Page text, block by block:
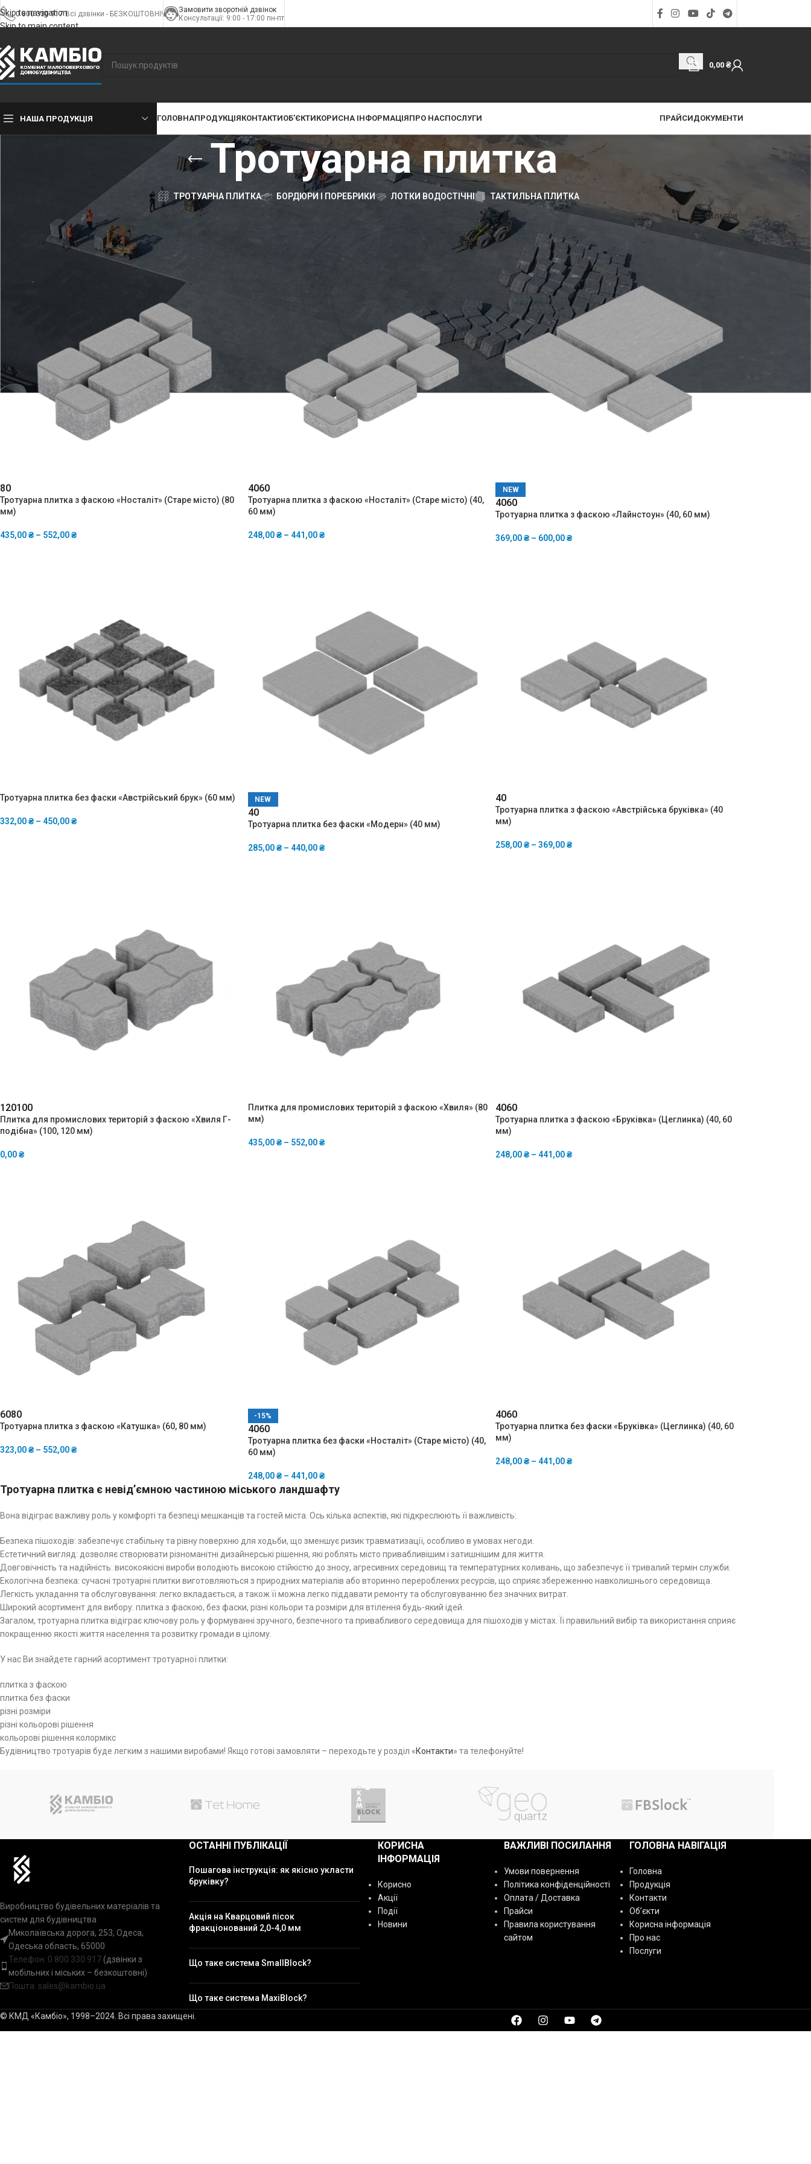
Skip to navigation
Skip to main content
0 800 330 917Всі дзвінки - БЕЗКОШТОВНІ!
Замовити зворотній дзвінок
Консультації: 9:00 - 17:00 пн-пт
0,00 ₴
НАША ПРОДУКЦІЯ ГОЛОВНАПРОДУКЦІЯКОНТАКТИОБ’ЄКТИКОРИСНА ІНФОРМАЦІЯПРО НАСПОСЛУГИ ПРАЙСИДОКУМЕНТИ
Тротуарна плитка
ТРОТУАРНА ПЛИТКА БОРДЮРИ І ПОРЕБРИКИ ЛОТКИ ВОДОСТІЧНІ ТАКТИЛЬНА ПЛИТКА
Каталог продукції » Будівництво доріг та тротуарів Фільтри
80
Тротуарна плитка з фаскою «Носталіт» (Старе місто) (80
мм)
435,00₴ – 552,00₴
4060
Тротуарна плитка з фаскою «Носталіт» (Старе місто) (40,
60 мм)
248,00₴ – 441,00₴
NEW
4060
Тротуарна плитка з фаскою «Лайнстоун» (40, 60 мм)
369,00₴ – 600,00₴
Тротуарна плитка без фаски «Австрійський брук» (60 мм)
332,00₴ – 450,00₴
NEW
40
Тротуарна плитка без фаски «Модерн» (40 мм)
285,00₴ – 440,00₴
40
Тротуарна плитка з фаскою «Австрійська бруківка» (40
мм)
258,00₴ – 369,00₴
120100
Плитка для промислових територій з фаскою «Хвиля Г-
подібна» (100, 120 мм)
0,00₴
Плитка для промислових територій з фаскою «Хвиля» (80
мм)
435,00₴ – 552,00₴
4060
Тротуарна плитка з фаскою «Бруківка» (Цеглинка) (40, 60
мм)
248,00₴ – 441,00₴
6080
Тротуарна плитка з фаскою «Катушка» (60, 80 мм)
323,00₴ – 552,00₴
-15%
4060
Тротуарна плитка без фаски «Носталіт» (Старе місто) (40,
60 мм)
248,00₴ – 441,00₴
4060
Тротуарна плитка без фаски «Бруківка» (Цеглинка) (40, 60
мм)
248,00₴ – 441,00₴
Тротуарна плитка є невід’ємною частиною міського ландшафту
Вона відіграє важливу роль у комфорті та безпеці мешканців та гостей міста. Ось кілька аспектів, які підкреслюють її важливість:
Безпека пішоходів: забезпечує стабільну та рівну поверхню для ходьби, що зменшує ризик травматизації, особливо в умовах негоди.
Естетичний вигляд: дозволяє створювати різноманітні дизайнерські рішення, які роблять місто привабливішим і затишнішим для життя.
Довговічність та надійність: високоякісні вироби володіють високою стійкістю до зносу, агресивних середовищ та температурних коливань, що забезпечує її тривалий термін служби.
Екологічна безпека: сучасні тротуарні плитки виготовляються з природних матеріалів або вторинно перероблених ресурсів, що сприяє збереженню навколишнього середовища.
Легкість укладання та обслуговування: легко вкладається, а також її можна легко піддавати ремонту та обслуговуванню без значних витрат.
Широкий асортимент для вибору: плитка з фаскою, без фаски, різні кольори та розміри для втілення будь-який ідей.
Загалом, тротуарна плитка відіграє ключову роль у формуванні зручного, безпечного та привабливого середовища для пішоходів у містах. Її правильний вибір та використання сприяє
покращенню якості життя населення та розвитку громади в цілому.
У нас Ви знайдете гарний асортимент тротуарної плитки:
плитка з фаскою
плитка без фаски
різні розміри
різні кольорові рішення
кольорові рішення колормікс
Будівництво тротуарів буде легким з нашими виробами! Якщо готові замовляти – переходьте у розділ «Контакти» та телефонуйте!
Виробництво будівельних матеріалів та
систем для будівництва
Миколаївська дорога, 253, Одеса,
Одеська область, 65000
Телефон: 0 800 330 917(дзвінки з
мобільних і міських – безкоштовні)
Пошта: sales@kambio.ua
ОСТАННІ ПУБЛІКАЦІЇ
Пошагова інструкція: як якісно укласти
бруківку?
Акція на Кварцовий пісок
фракціонований 2,0-4,0 мм
Що таке система SmallBlock?
Що таке система MaxiBlock?
КОРИСНА
ІНФОРМАЦІЯ
Корисно
Акції
Події
Новини
ВАЖЛИВІ ПОСИЛАННЯ
Умови повернення
Політика конфіденційності
Оплата / Доставка
Прайси
Правила користування
сайтом
ГОЛОВНА НАВІГАЦІЯ
Головна
Продукція
Контакти
Об’єкти
Корисна інформація
Про нас
Послуги
© КМД «Камбіо», 1998–2024. Всі права захищені.